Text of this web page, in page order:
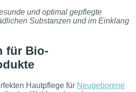
und optimal gepflegte
Substanzen und im Einklang
für Bio-
Hautpflege für Neugeborene